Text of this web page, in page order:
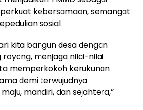
kebersamaan, semangat
sosial.
kita bangun desa dengan
menjaga nilai-nilai
memperkokoh kerukunan
demi terwujudnya
mandiri, dan sejahtera,”